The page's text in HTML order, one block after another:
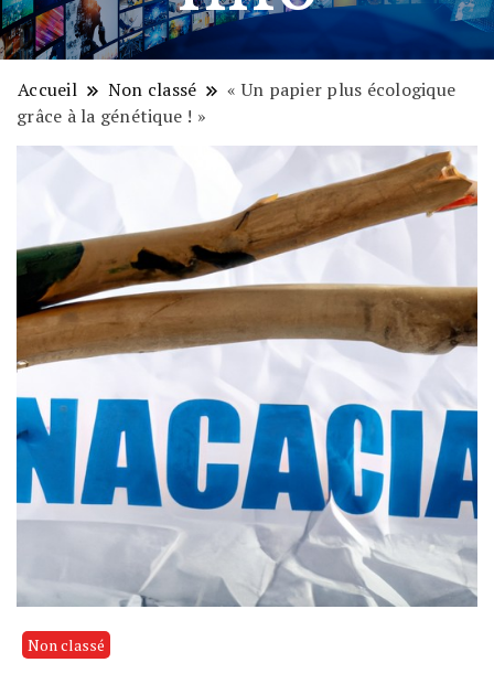
Accueil Non classé
« Un papier plus écologique
grâce à la génétique ! »
Non classé